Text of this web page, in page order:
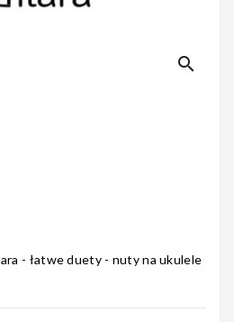
search
- łatwe duety - nuty na ukulele